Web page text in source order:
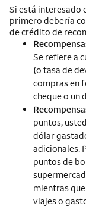
Si está interesado
primero debería
de crédito de
Se refiere a
(o tasa de
compras en
cheque o un
puntos,
dólar
adicionales.
puntos de
mientras
viajes o